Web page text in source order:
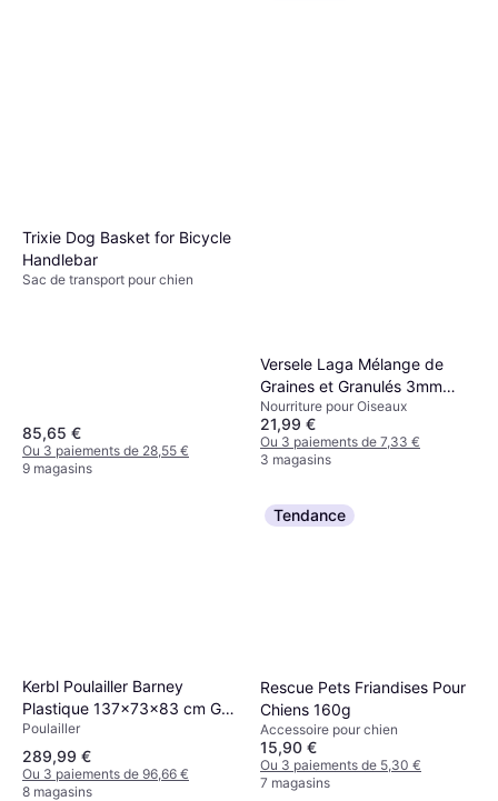
Trixie Dog Basket for Bicycle
Handlebar
Sac de transport pour chien
85,65 €
Ou 3 paiements de 28,55 €
9 magasins
Versele Laga Mélange de
Graines et Granulés 3mm
20Kg 20kg
Nourriture pour Oiseaux
21,99 €
Ou 3 paiements de 7,33 €
3 magasins
Kerbl Poulailler Barney
Plastique 137x73x83 cm Gris
et blanc
Poulailler
289,99 €
Ou 3 paiements de 96,66 €
8 magasins
Tendance
Rescue Pets Friandises Pour
Chiens 160g
Accessoire pour chien
15,90 €
Ou 3 paiements de 5,30 €
7 magasins